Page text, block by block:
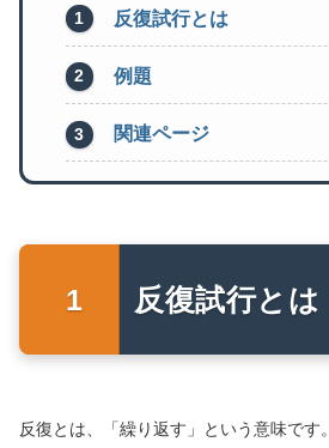
反復試行とは
例題
関連ページ
反復試行とは
反復とは、「繰り返す」という意味です。